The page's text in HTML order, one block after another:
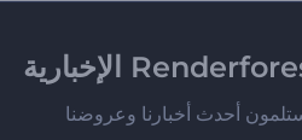
أحدث أخبارنا وعروضنا